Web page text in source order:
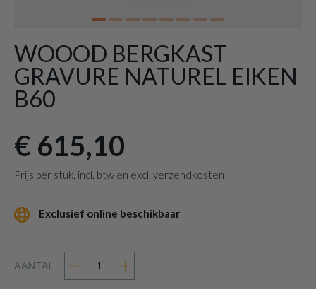
WOOOD BERGKAST
GRAVURE NATUREL EIKEN
B60
€ 615,10
Prijs per stuk, incl. btw en excl. verzendkosten
Exclusief online beschikbaar
AANTAL